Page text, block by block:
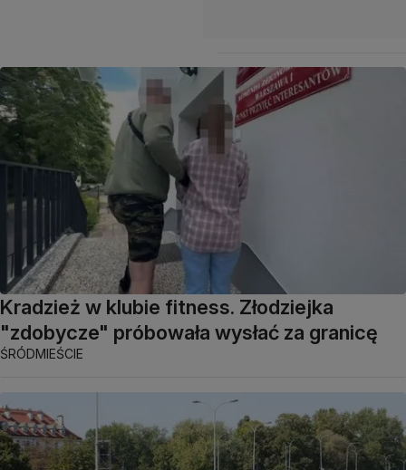
Kradzież w klubie fitness. Złodziejka
"zdobycze" próbowała wysłać za granicę
ŚRÓDMIEŚCIE